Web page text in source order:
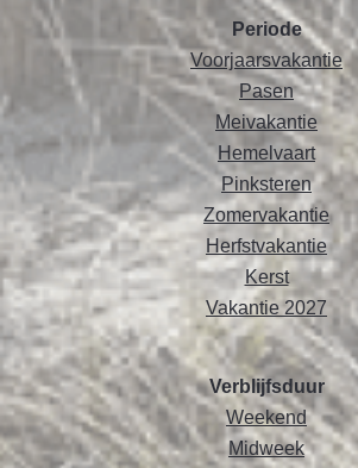
Periode
Voorjaarsvakantie
Pasen
Meivakantie
Hemelvaart
Pinksteren
Zomervakantie
Herfstvakantie
Kerst
Vakantie 2027
Verblijfsduur
Weekend
Midweek